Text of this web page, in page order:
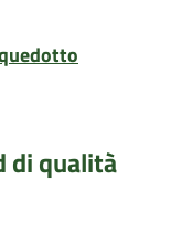
di qualità